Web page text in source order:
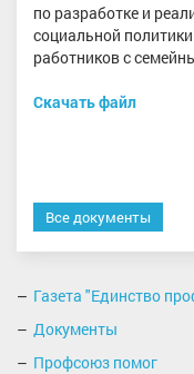
по разработке и
социальной
работников с
Скачать файл
Все документы
Газета "Единство
Документы
Профсоюз помог